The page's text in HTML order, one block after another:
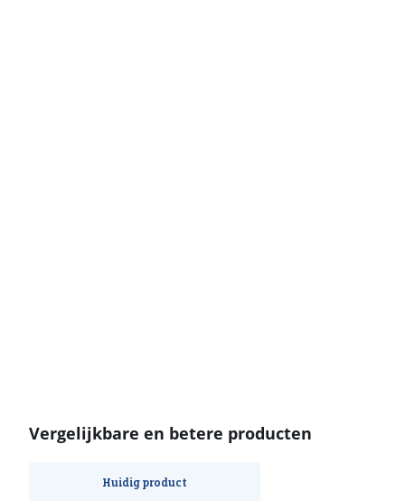
Vergelijkbare en betere producten
Huidig product